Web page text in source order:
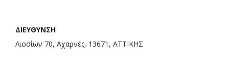
ΔΙΕΥΘΥΝΣΗ
Λιοσίων 70, Αχαρνές, 13671, ΑΤΤΙΚΗΣ